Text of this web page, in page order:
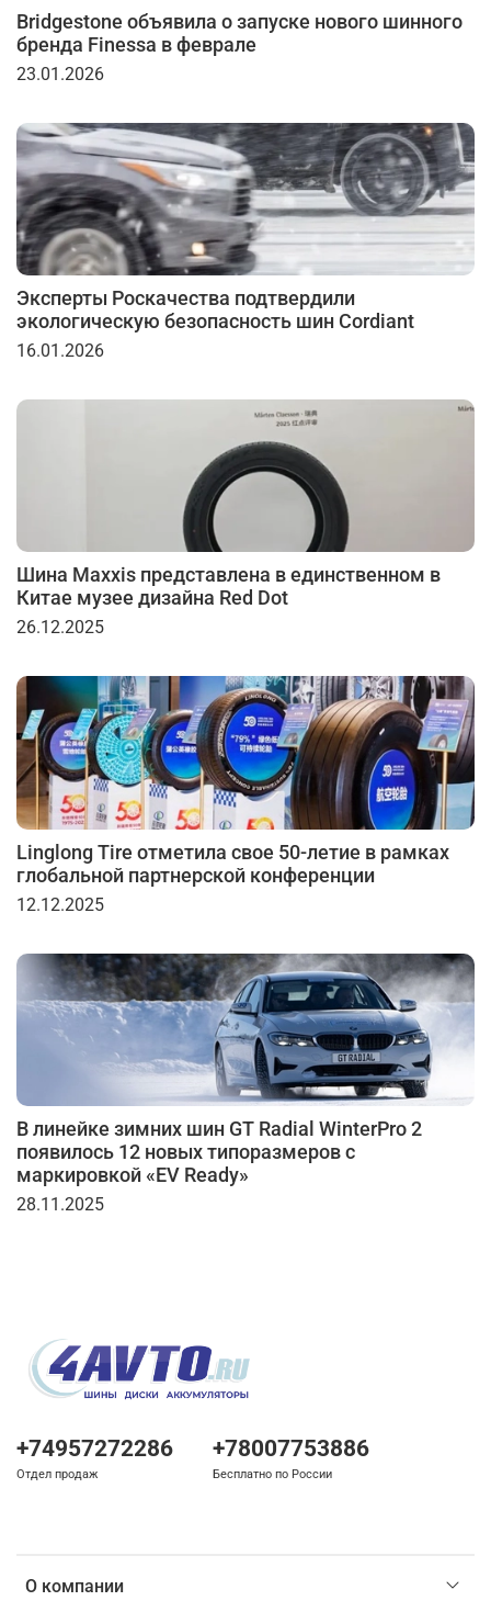
Bridgestone объявила о запуске нового шинного
бренда Finessa в феврале
23.01.2026
Эксперты Роскачества подтвердили
экологическую безопасность шин Cordiant
16.01.2026
Шина Maxxis представлена в единственном в
Китае музее дизайна Red Dot
26.12.2025
Linglong Tire отметила свое 50-летие в рамках
глобальной партнерской конференции
12.12.2025
В линейке зимних шин GT Radial WinterPro 2
появилось 12 новых типоразмеров с
маркировкой «EV Ready»
28.11.2025
О компании
+74957272286
Отдел продаж
+78007753886
Бесплатно по России